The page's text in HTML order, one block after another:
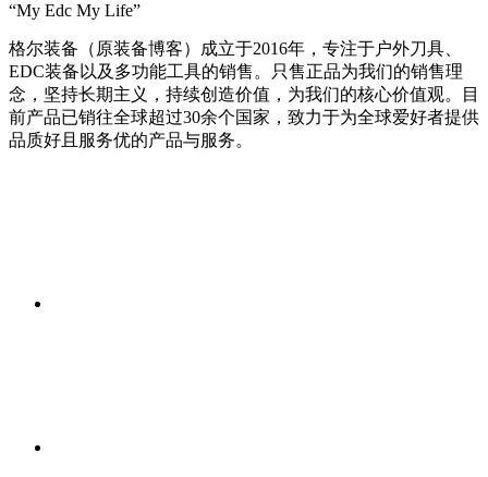
“My Edc My Life”
格尔装备（原装备博客）成立于2016年，专注于户外刀具、
EDC装备以及多功能工具的销售。只售正品为我们的销售理
念，坚持长期主义，持续创造价值，为我们的核心价值观。目
前产品已销往全球超过30余个国家，致力于为全球爱好者提供
品质好且服务优的产品与服务。